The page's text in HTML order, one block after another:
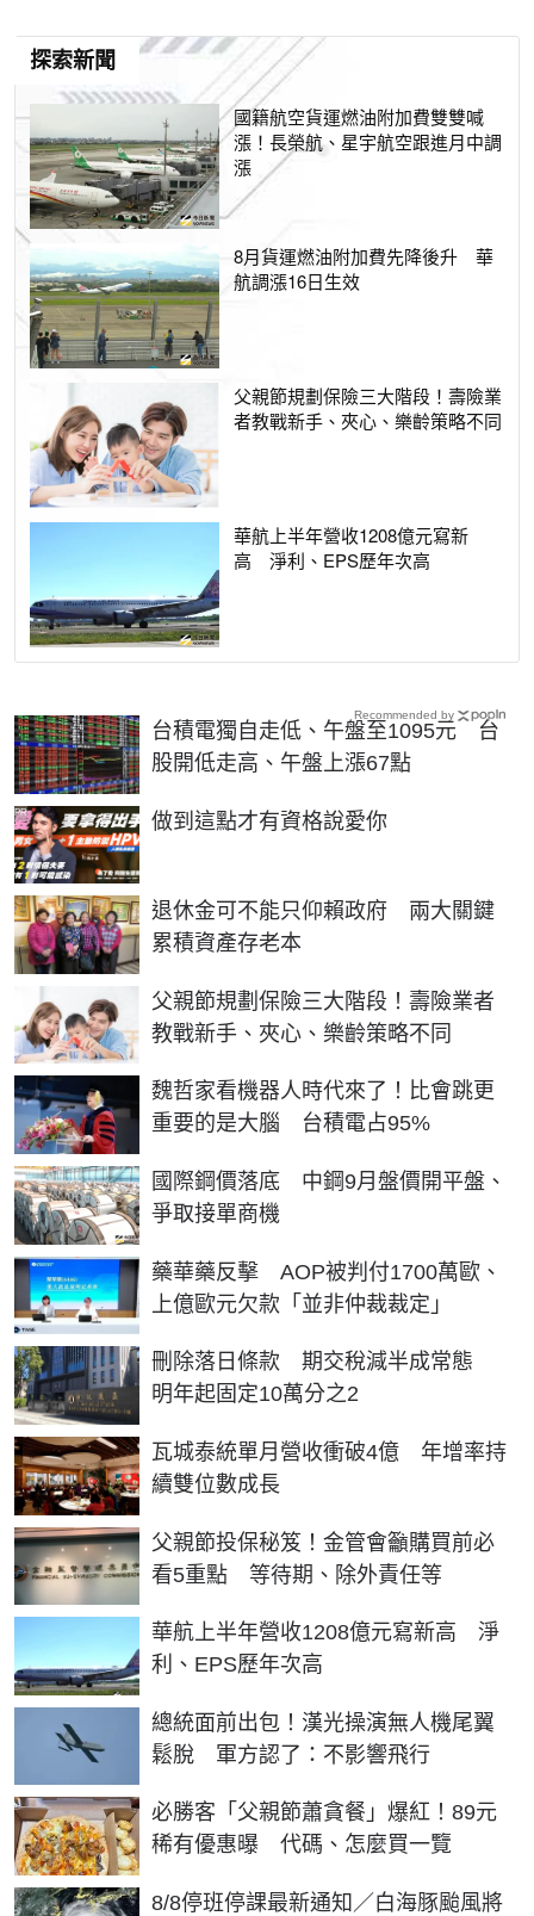
探索新聞
國籍航空貨運燃油附加費雙雙喊
漲！長榮航、星宇航空跟進月中調
漲
8月貨運燃油附加費先降後升 華
航調漲16日生效
父親節規劃保險三大階段！壽險業
者教戰新手、夾心、樂齡策略不同
華航上半年營收1208億元寫新
高 淨利、EPS歷年次高
台積電獨自走低、午盤至1095元 台
股開低走高、午盤上漲67點
做到這點才有資格說愛你
PR
退休金可不能只仰賴政府 兩大關鍵
累積資產存老本
父親節規劃保險三大階段！壽險業者
教戰新手、夾心、樂齡策略不同
魏哲家看機器人時代來了！比會跳更
重要的是大腦 台積電占95%
國際鋼價落底 中鋼9月盤價開平盤、
爭取接單商機
藥華藥反擊 AOP被判付1700萬歐、
上億歐元欠款「並非仲裁裁定」
刪除落日條款 期交稅減半成常態
明年起固定10萬分之2
瓦城泰統單月營收衝破4億 年增率持
續雙位數成長
父親節投保秘笈！金管會籲購買前必
看5重點 等待期、除外責任等
華航上半年營收1208億元寫新高 淨
利、EPS歷年次高
總統面前出包！漢光操演無人機尾翼
鬆脫 軍方認了：不影響飛行
必勝客「父親節蕭貪餐」爆紅！89元
稀有優惠曝 代碼、怎麼買一覽
8/8停班停課最新通知／白海豚颱風將
Recommended by